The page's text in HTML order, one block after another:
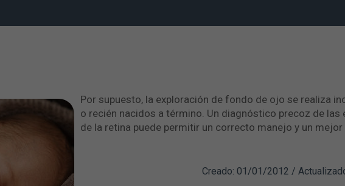
Por supuesto, la exploración de fondo de ojo se realiza
o recién nacidos a término. Un diagnóstico precoz de
de la retina puede permitir un correcto manejo y un
Creado: 01/01/2012 /